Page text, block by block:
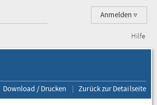
Anmelden
Hilfe
Download / Drucken Zurück zur Detailseite